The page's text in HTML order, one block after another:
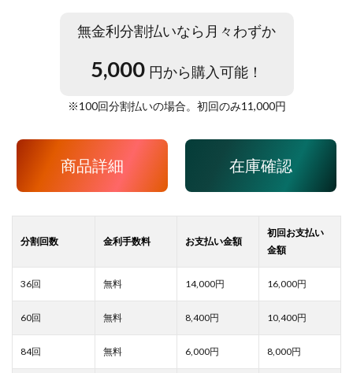
無金利分割払いなら月々わずか
5,000 円から購入可能！
※100回分割払いの場合。初回のみ11,000円
商品詳細 在庫確認
14,000 16,000
8,400 10,400
6,000 8,000